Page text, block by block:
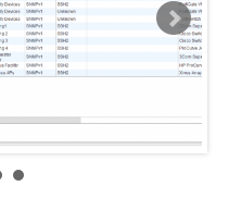
уровень определения
с помощью которого
подключаемые к
и IoT-объекты, а